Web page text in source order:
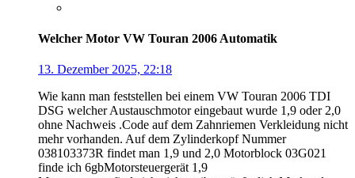
Welcher Motor VW Touran 2006 Automatik
13. Dezember 2025, 22:18
Wie kann man feststellen bei einem VW Touran 2006 TDI
DSG welcher Austauschmotor eingebaut wurde 1,9 oder 2,0
ohne Nachweis .Code auf dem Zahnriemen Verkleidung nicht
mehr vorhanden. Auf dem Zylinderkopf Nummer
038103373R findet man 1,9 und 2,0 Motorblock 03G021
finde ich 6gbMotorsteuergerät 1,9